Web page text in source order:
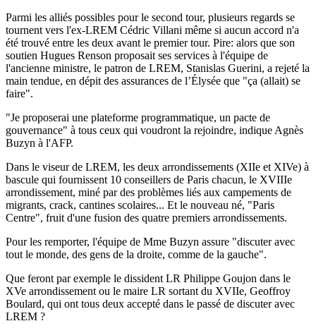
Parmi les alliés possibles pour le second tour, plusieurs regards se
tournent vers l'ex-LREM Cédric Villani même si aucun accord n'a
été trouvé entre les deux avant le premier tour. Pire: alors que son
soutien Hugues Renson proposait ses services à l'équipe de
l'ancienne ministre, le patron de LREM, Stanislas Guerini, a rejeté la
main tendue, en dépit des assurances de l’Élysée que "ça (allait) se
faire".
"Je proposerai une plateforme programmatique, un pacte de
gouvernance" à tous ceux qui voudront la rejoindre, indique Agnès
Buzyn à l'AFP.
Dans le viseur de LREM, les deux arrondissements (XIIe et XIVe) à
bascule qui fournissent 10 conseillers de Paris chacun, le XVIIIe
arrondissement, miné par des problèmes liés aux campements de
migrants, crack, cantines scolaires... Et le nouveau né, "Paris
Centre", fruit d'une fusion des quatre premiers arrondissements.
Pour les remporter, l'équipe de Mme Buzyn assure "discuter avec
tout le monde, des gens de la droite, comme de la gauche".
Que feront par exemple le dissident LR Philippe Goujon dans le
XVe arrondissement ou le maire LR sortant du XVIIe, Geoffroy
Boulard, qui ont tous deux accepté dans le passé de discuter avec
LREM ?